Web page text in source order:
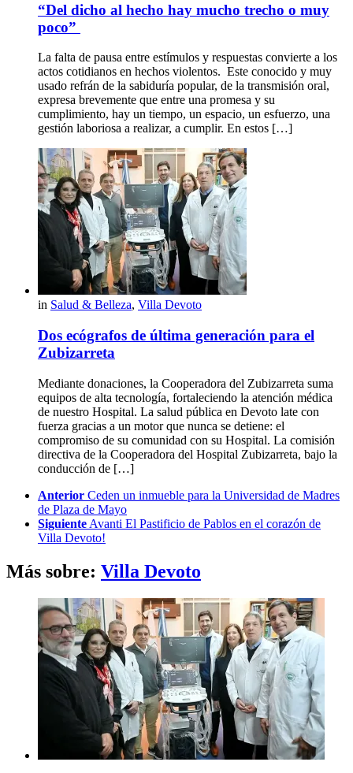
“Del dicho al hecho hay mucho trecho o muy
poco”
La falta de pausa entre estímulos y respuestas convierte a los
actos cotidianos en hechos violentos. Este conocido y muy
usado refrán de la sabiduría popular, de la transmisión oral,
expresa brevemente que entre una promesa y su
cumplimiento, hay un tiempo, un espacio, un esfuerzo, una
gestión laboriosa a realizar, a cumplir. En estos […]
in Salud & Belleza, Villa Devoto
Dos ecógrafos de última generación para el
Zubizarreta
Mediante donaciones, la Cooperadora del Zubizarreta suma
equipos de alta tecnología, fortaleciendo la atención médica
de nuestro Hospital. La salud pública en Devoto late con
fuerza gracias a un motor que nunca se detiene: el
compromiso de su comunidad con su Hospital. La comisión
directiva de la Cooperadora del Hospital Zubizarreta, bajo la
conducción de […]
Anterior Ceden un inmueble para la Universidad de Madres
de Plaza de Mayo
Siguiente Avanti El Pastificio de Pablos en el corazón de
Villa Devoto!
Más sobre: Villa Devoto